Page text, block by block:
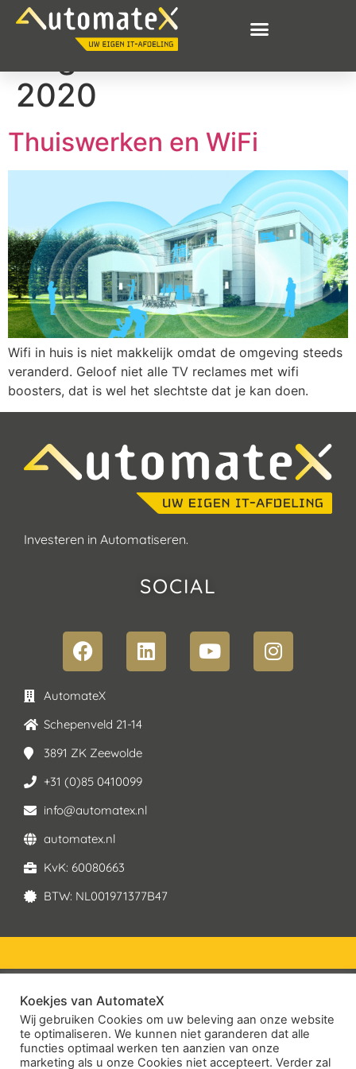
Dag:20 december
2020
Thuiswerken en WiFi
Wifi in huis is niet makkelijk omdat de omgeving steeds
veranderd. Geloof niet alle TV reclames met wifi
boosters, dat is wel het slechtste dat je kan doen.
Investeren in Automatiseren.
SOCIAL
AutomateX
Schepenveld 21-14
3891 ZK Zeewolde
+31 (0)85 0410099
info@automatex.nl
automatex.nl
KvK: 60080663
BTW: NL001971377B47
© 2026 – AutomateX | All rights reserved
Service Voorwaarden
Koekjes van AutomateX
Wij gebruiken Cookies om uw beleving aan onze website
te optimaliseren. We kunnen niet garanderen dat alle
functies optimaal werken ten aanzien van onze
marketing als u onze Cookies niet accepteert. Verder zal